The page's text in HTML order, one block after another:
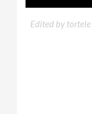
Edited by tortele